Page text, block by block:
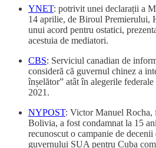
YNET: potrivit unei declarații a
14 aprilie, de Biroul Premierului,
unui acord pentru ostatici,
acestuia de mediatori.
CBS: Serviciul canadian de
consideră că guvernul chinez a
înșelător” atât în alegerile
2021.
NYPOST: Victor Manuel Rocha,
Bolivia, a fost condamnat la 15
recunoscut o campanie de decenii
guvernului SUA pentru Cuba